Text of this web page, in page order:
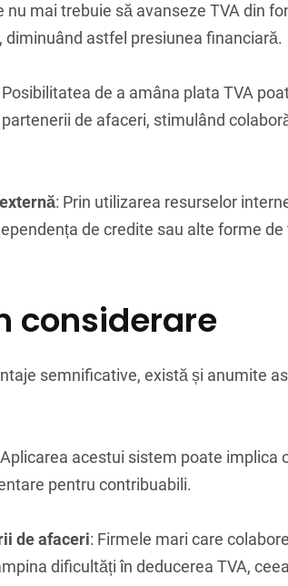
nu mai trebuie să avanseze TVA din
diminuând astfel presiunea financiară.
Posibilitatea de a amâna plata TVA
de afaceri, stimulând
: Prin utilizarea resurselor
de credite sau alte forme de
considerare
semnificative, există și anumite
acestui sistem poate implica
pentru contribuabili.
de afaceri: Firmele mari care
dificultăți în deducerea TVA,